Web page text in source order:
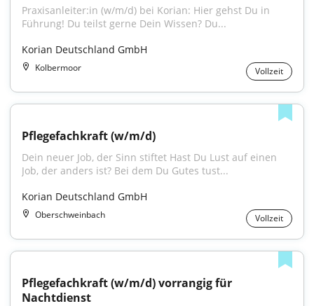
Praxisanleiter:in (w/m/d) bei Korian: Hier gehst Du in
Führung! Du teilst gerne Dein Wissen? Du...
Korian Deutschland GmbH
Kolbermoor Vollzeit
Pflegefachkraft (w/m/d)
Dein neuer Job, der Sinn stiftet Hast Du Lust auf einen
Job, der anders ist? Bei dem Du Gutes tust...
Korian Deutschland GmbH
Oberschweinbach Vollzeit
Pflegefachkraft (w/m/d) vorrangig für
Nachtdienst